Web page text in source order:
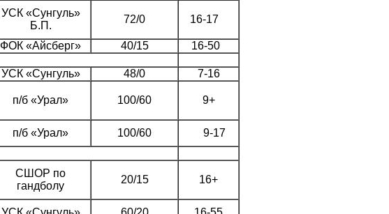
УСК «Сунгуль»
Б.П.
72/0 16-17
ФОК «Айсберг» 40/15
16-50
УСК «Сунгуль» 48/0 7-16
п/б «Урал» 100/60 9+
п/б «Урал» 100/60
9-17
СШОР по
гандболу
20/15 16+